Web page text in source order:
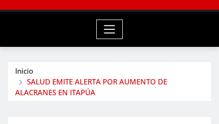
Inicio
SALUD EMITE ALERTA POR AUMENTO DE
ALACRANES EN ITAPÚA